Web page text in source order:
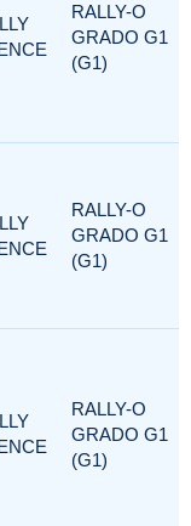
RALLY-O
GRADO G1
(G1)
RALLY-O
GRADO G1
(G1)
RALLY-O
GRADO G1
(G1)